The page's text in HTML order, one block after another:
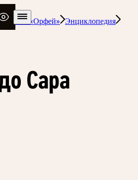
музыки «Орфей» Энциклопедия
Сара